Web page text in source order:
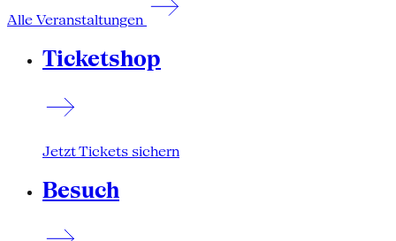
Alle Veranstaltungen
Ticketshop
Jetzt Tickets sichern
Besuch